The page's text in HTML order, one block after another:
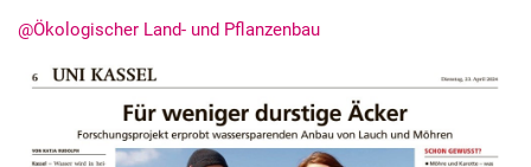
@Ökologischer Land- und Pflanzenbau